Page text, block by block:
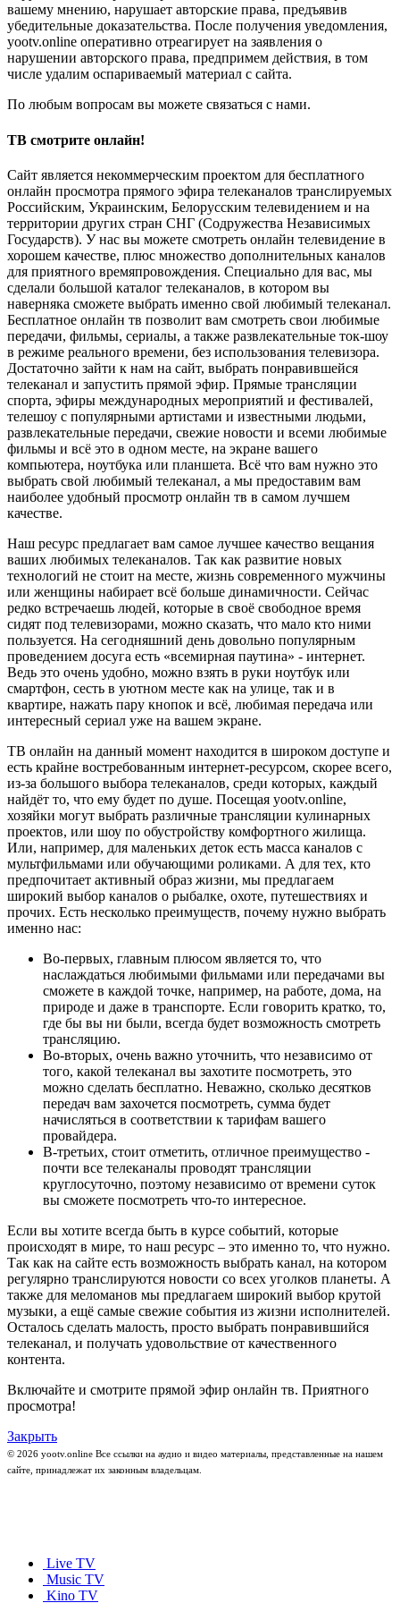
вашему мнению, нарушает авторские права, предъявив
убедительные доказательства. После получения уведомления,
yootv.online оперативно отреагирует на заявления о
нарушении авторского права, предпримем действия, в том
числе удалим оспариваемый материал с сайта.
По любым вопросам вы можете связаться с нами.
ТВ смотрите онлайн!
Сайт является некоммерческим проектом для бесплатного
онлайн просмотра прямого эфира телеканалов транслируемых
Российским, Украинским, Белорусским телевидением и на
территории других стран СНГ (Содружества Независимых
Государств). У нас вы можете смотреть онлайн телевидение в
хорошем качестве, плюс множество дополнительных каналов
для приятного времяпровождения. Специально для вас, мы
сделали большой каталог телеканалов, в котором вы
наверняка сможете выбрать именно свой любимый телеканал.
Бесплатное онлайн тв позволит вам смотреть свои любимые
передачи, фильмы, сериалы, а также развлекательные ток-шоу
в режиме реального времени, без использования телевизора.
Достаточно зайти к нам на сайт, выбрать понравившейся
телеканал и запустить прямой эфир. Прямые трансляции
спорта, эфиры международных мероприятий и фестивалей,
телешоу с популярными артистами и известными людьми,
развлекательные передачи, свежие новости и всеми любимые
фильмы и всё это в одном месте, на экране вашего
компьютера, ноутбука или планшета. Всё что вам нужно это
выбрать свой любимый телеканал, а мы предоставим вам
наиболее удобный просмотр онлайн тв в самом лучшем
качестве.
Наш ресурс предлагает вам самое лучшее качество вещания
ваших любимых телеканалов. Так как развитие новых
технологий не стоит на месте, жизнь современного мужчины
или женщины набирает всё больше динамичности. Сейчас
редко встречаешь людей, которые в своё свободное время
сидят под телевизорами, можно сказать, что мало кто ними
пользуется. На сегодняшний день довольно популярным
проведением досуга есть «всемирная паутина» - интернет.
Ведь это очень удобно, можно взять в руки ноутбук или
смартфон, сесть в уютном месте как на улице, так и в
квартире, нажать пару кнопок и всё, любимая передача или
интересный сериал уже на вашем экране.
ТВ онлайн на данный момент находится в широком доступе и
есть крайне востребованным интернет-ресурсом, скорее всего,
из-за большого выбора телеканалов, среди которых, каждый
найдёт то, что ему будет по душе. Посещая yootv.online,
хозяйки могут выбрать различные трансляции кулинарных
проектов, или шоу по обустройству комфортного жилища.
Или, например, для маленьких деток есть масса каналов с
мультфильмами или обучающими роликами. А для тех, кто
предпочитает активный образ жизни, мы предлагаем
широкий выбор каналов о рыбалке, охоте, путешествиях и
прочих. Есть несколько преимуществ, почему нужно выбрать
именно нас:
Во-первых, главным плюсом является то, что
наслаждаться любимыми фильмами или передачами вы
сможете в каждой точке, например, на работе, дома, на
природе и даже в транспорте. Если говорить кратко, то,
где бы вы ни были, всегда будет возможность смотреть
трансляцию.
Во-вторых, очень важно уточнить, что независимо от
того, какой телеканал вы захотите посмотреть, это
можно сделать бесплатно. Неважно, сколько десятков
передач вам захочется посмотреть, сумма будет
начисляться в соответствии к тарифам вашего
провайдера.
В-третьих, стоит отметить, отличное преимущество -
почти все телеканалы проводят трансляции
круглосуточно, поэтому независимо от времени суток
вы сможете посмотреть что-то интересное.
Если вы хотите всегда быть в курсе событий, которые
происходят в мире, то наш ресурс – это именно то, что нужно.
Так как на сайте есть возможность выбрать канал, на котором
регулярно транслируются новости со всех уголков планеты. А
также для меломанов мы предлагаем широкий выбор крутой
музыки, а ещё самые свежие события из жизни исполнителей.
Осталось сделать малость, просто выбрать понравившийся
телеканал, и получать удовольствие от качественного
контента.
Включайте и смотрите прямой эфир онлайн тв. Приятного
просмотра!
Закрыть
© 2026 yootv.online Все ссылки на аудио и видео материалы, представленные на нашем
сайте, принадлежат их законным владельцам.
Live TV
Music TV
Kino TV